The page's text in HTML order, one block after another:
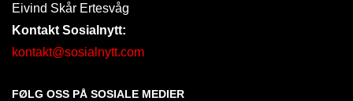
Eivind Skår Ertesvåg
Kontakt Sosialnytt:
kontakt@sosialnytt.com
FØLG OSS PÅ SOSIALE MEDIER​